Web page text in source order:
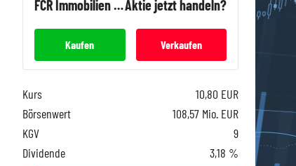
FCR Immobilien AGAktie jetzt handeln?
Kaufen Verkaufen
Kurs 10,80 EUR
Börsenwert
108,57 Mio. EUR
KGV
9
Dividende
3,18 %